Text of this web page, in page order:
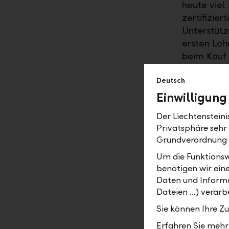
heute viel
ersten
beim
Lösung
Internet.
Wandeln
Ja, ein
einen
Deutsch
Der
Privatsphäre
Grundverordnung
Um die
benötigen wir
Daten und
Dateien …)
Sie können Ihre
Erfahren Sie